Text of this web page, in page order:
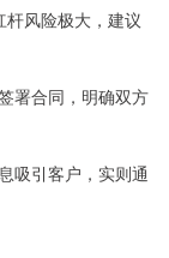
风险极大，建议
署合同，明确双方
吸引客户，实则通